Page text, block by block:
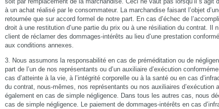
à un achat réalisé par le consommateur. La marchandise faisant l’objet
retournée que sur accord formel de notre part. En cas d’échec de
droit à une restitution d’une partie du prix ou à une résiliation du contrat. Il
client de réclamer des dommages-intérêts au lieu d’une prestation
aux conditions annexes.
3. Nous assumons la responsabilité en cas de préméditation ou de
part de l’un de nos représentants ou d’un auxiliaire d’exécution
cas d’atteinte à la vie, à l’intégrité corporelle ou à la santé ou en cas
du contrat, nous-mêmes, nos représentants ou nos auxiliaires d’exécution
également en cas de simple négligence. Dans tous les autres cas, nous
cas de simple négligence. Le paiement de dommages-intérêts en cas